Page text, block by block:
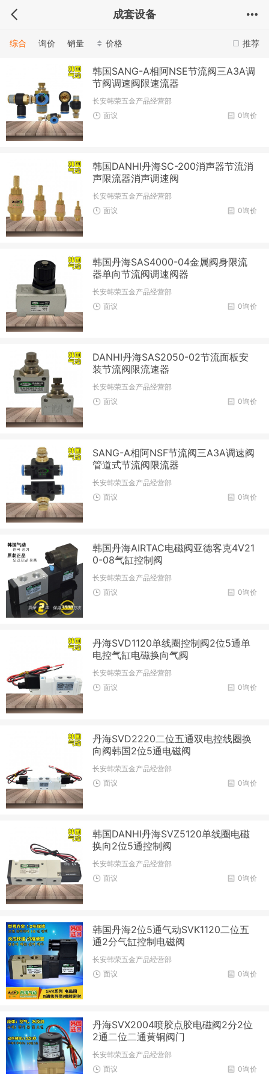
成套设备
推荐
综合 询价 销量 价格
韩国SANG-A相阿NSE节流阀三A3A调
节阀调速阀限速流器
长安韩荣五金产品经营部
0询价
面议
韩国DANHI丹海SC-200消声器节流消
声限流器消声调速阀
长安韩荣五金产品经营部
0询价
面议
韩国丹海SAS4000-04金属阀身限流
器单向节流阀调速阀器
长安韩荣五金产品经营部
0询价
面议
DANHI丹海SAS2050-02节流面板安
装节流阀限流速器
长安韩荣五金产品经营部
0询价
面议
SANG-A相阿NSF节流阀三A3A调速阀
管道式节流阀限流器
长安韩荣五金产品经营部
0询价
面议
韩国丹海AIRTAC电磁阀亚德客克4V21
0-08气缸控制阀
长安韩荣五金产品经营部
0询价
面议
丹海SVD1120单线圈控制阀2位5通单
电控气缸电磁换向气阀
长安韩荣五金产品经营部
0询价
面议
丹海SVD2220二位五通双电控线圈换
向阀韩国2位5通电磁阀
长安韩荣五金产品经营部
0询价
面议
韩国DANHI丹海SVZ5120单线圈电磁
换向2位5通控制阀
长安韩荣五金产品经营部
0询价
面议
韩国丹海2位5通气动SVK1120二位五
通2分气缸控制电磁阀
长安韩荣五金产品经营部
0询价
面议
丹海SVX2004喷胶点胶电磁阀2分2位
2通二位二通黄铜阀门
长安韩荣五金产品经营部
0询价
面议